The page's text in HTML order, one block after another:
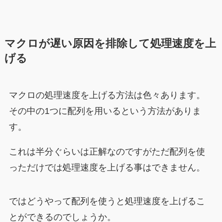
マクロが遅い原因を排除して処理速度を上
げる
マクロの処理速度を上げる方法は色々あります。
その中の1つに配列を用いるという方法がありま
す。
これは半分ぐらいは正解なのですがただ配列を使
っただけでは処理速度を上げる事はできません。
ではどうやって配列を使うと処理速度を上げるこ
とができるのでしょうか。